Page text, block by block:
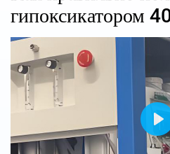
гипоксикатором